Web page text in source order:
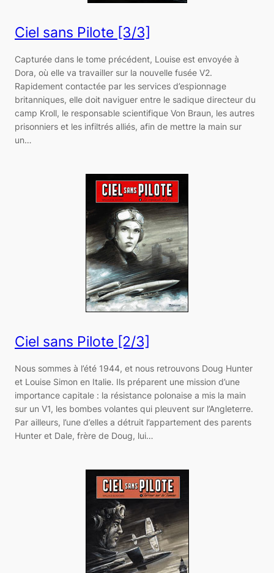
Ciel sans Pilote [3/3]
Capturée dans le tome précédent, Louise est envoyée à
Dora, où elle va travailler sur la nouvelle fusée V2.
Rapidement contactée par les services d’espionnage
britanniques, elle doit naviguer entre le sadique directeur du
camp Kroll, le responsable scientifique Von Braun, les autres
prisonniers et les infiltrés alliés, afin de mettre la main sur
un…
Ciel sans Pilote [2/3]
Nous sommes à l’été 1944, et nous retrouvons Doug Hunter
et Louise Simon en Italie. Ils préparent une mission d’une
importance capitale : la résistance polonaise a mis la main
sur un V1, les bombes volantes qui pleuvent sur l’Angleterre.
Par ailleurs, l’une d’elles a détruit l’appartement des parents
Hunter et Dale, frère de Doug, lui…